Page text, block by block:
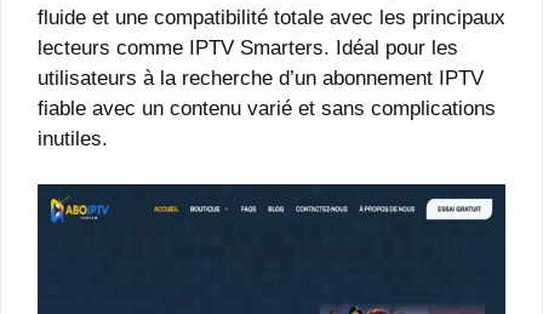
fluide et une compatibilité totale avec les principaux
lecteurs comme IPTV Smarters. Idéal pour les
utilisateurs à la recherche d’un abonnement IPTV
fiable avec un contenu varié et sans complications
inutiles.